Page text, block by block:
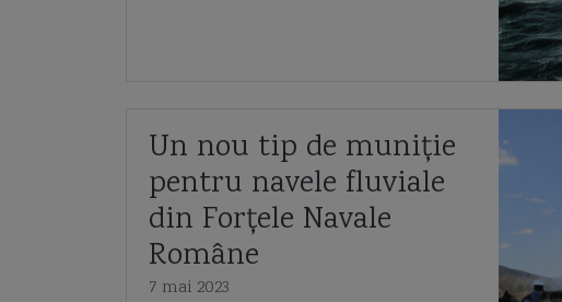
Un nou tip de muniție
pentru navele fluviale
din Forțele Navale
Române
7 mai 2023